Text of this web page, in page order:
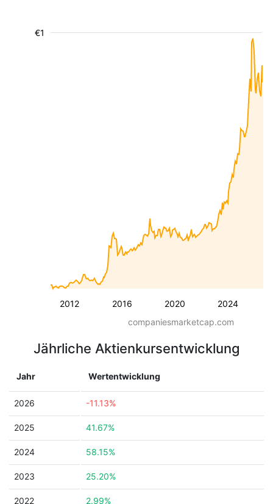
2012 2016 2020 2024
€1
companiesmarketcap.com
Jährliche Aktienkursentwicklung
Jahr Wertentwicklung
2026 -11.13%
2025 41.67%
2024 58.15%
2023 25.20%
2022 2.99%